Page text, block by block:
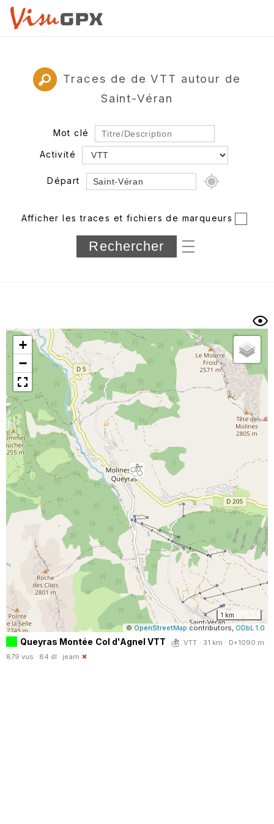
Traces de de VTT autour de
Saint-Véran
Mot clé
Activité
Départ
Département
Longueur min/max
Trier par
Horodatage Photos
Afficher les traces et fichiers de marqueurs
+
−
1 km
© OpenStreetMap contributors, ODbL 1.0
Queyras Montée Col d'Agnel VTT
VTT · 31 km · D+1090 m ·
879 vus · 84 dl · jeam